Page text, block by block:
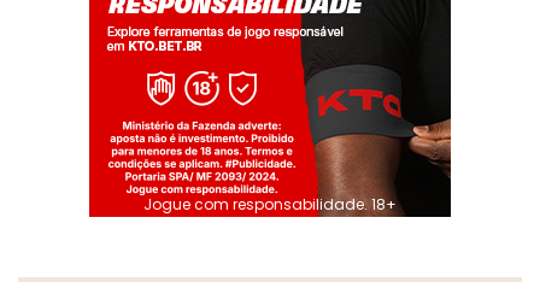
Jogue com responsabilidade. 18+